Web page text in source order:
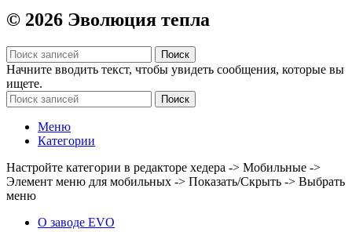
© 2026 Эволюция тепла
Поиск
Начните вводить текст, чтобы увидеть сообщения, которые вы
ищете.
Поиск
Меню
Категории
Настройте категории в редакторе хедера -> Мобильные ->
Элемент меню для мобильных -> Показать/Скрыть -> Выбрать
меню
О заводе EVO